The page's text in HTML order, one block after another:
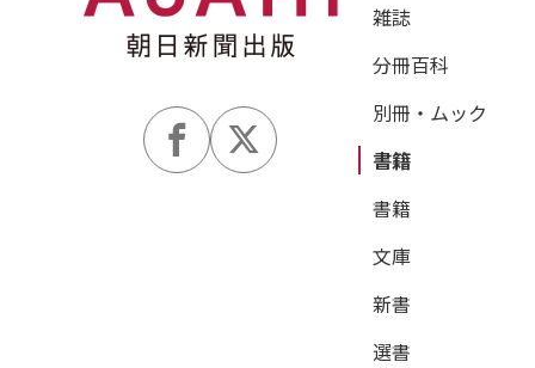
雑誌
分冊百科
別冊・ムック
書籍
書籍
文庫
新書
選書